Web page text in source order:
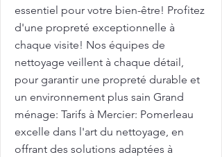
essentiel pour votre bien-être! Profitez
d'une propreté exceptionnelle à
chaque visite! Nos équipes de
nettoyage veillent à chaque détail,
pour garantir une propreté durable et
un environnement plus sain Grand
ménage: Tarifs à Mercier: Pomerleau
excelle dans l'art du nettoyage, en
offrant des solutions adaptées à